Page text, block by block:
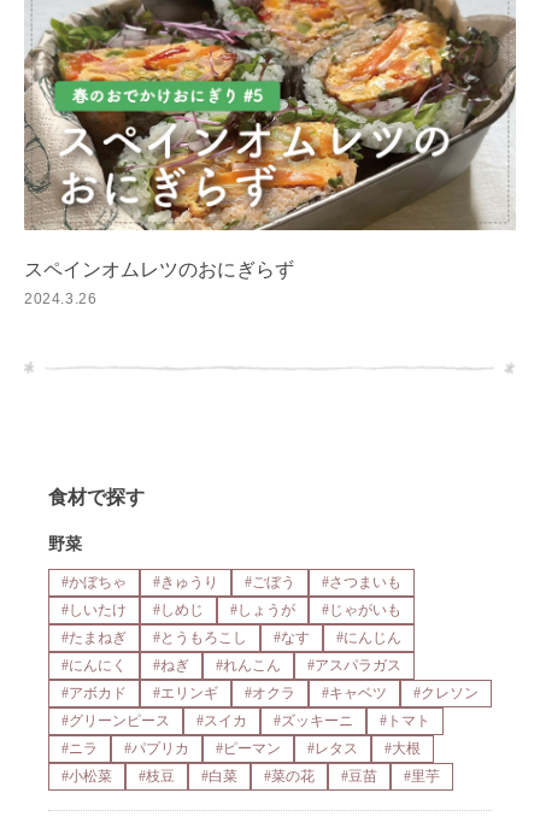
スペインオムレツのおにぎらず
2024.3.26
食材で探す
野菜
#かぼちゃ #きゅうり #ごぼう
#さつまいも
#しいたけ
#しめじ #しょうが
#じゃがいも
#たまねぎ
#とうもろこし #なす
#にんじん
#にんにく
#ねぎ #れんこん
#アスパラガス
#アボカド
#エリンギ #オクラ #キャベツ
#クレソン
#グリーンピース
#スイカ #ズッキーニ
#トマト
#ニラ
#パプリカ #ピーマン #レタス
#大根
#小松菜
#枝豆 #白菜 #菜の花 #豆苗 #里芋